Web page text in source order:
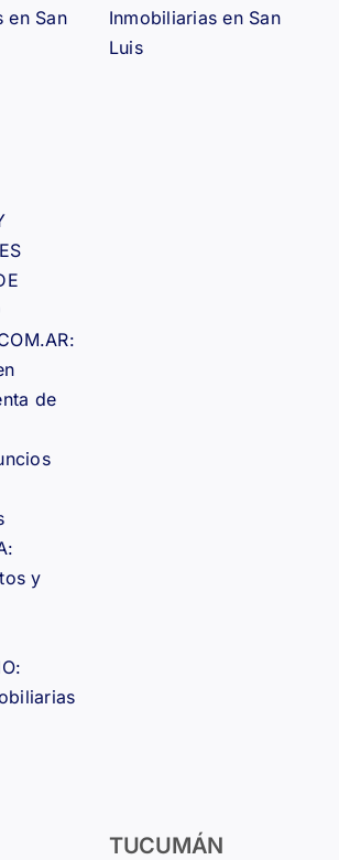
en San
Inmobiliarias en San
Luis
de
y
TUCUMÁN